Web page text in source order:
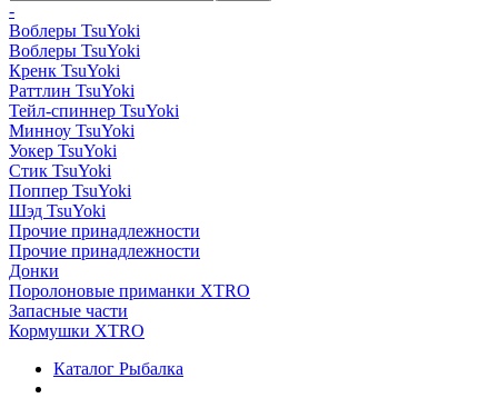
-
Воблеры TsuYoki
Воблеры TsuYoki
Кренк TsuYoki
Раттлин TsuYoki
Тейл-спиннер TsuYoki
Минноу TsuYoki
Уокер TsuYoki
Стик TsuYoki
Поппер TsuYoki
Шэд TsuYoki
Прочие принадлежности
Прочие принадлежности
Донки
Поролоновые приманки XTRO
Запасные части
Кормушки XTRO
Каталог Рыбалка